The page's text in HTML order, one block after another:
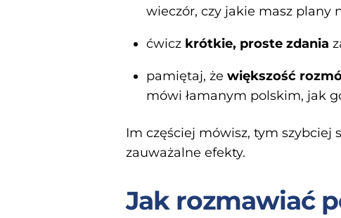
wieczór, czy jakie masz plany
ćwicz krótkie, proste zdania
pamiętaj, że większość
mówi łamanym polskim, jak
Im częściej mówisz, tym
zauważalne efekty.
Jak rozmawiać